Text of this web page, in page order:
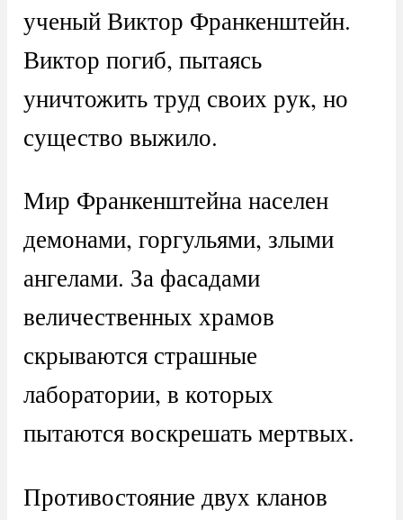
ученый Виктор Франкенштейн.
Виктор погиб, пытаясь
уничтожить труд своих рук, но
существо выжило.
Мир Франкенштейна населен
демонами, горгульями, злыми
ангелами. За фасадами
величественных храмов
скрываются страшные
лаборатории, в которых
пытаются воскрешать мертвых.
Противостояние двух кланов